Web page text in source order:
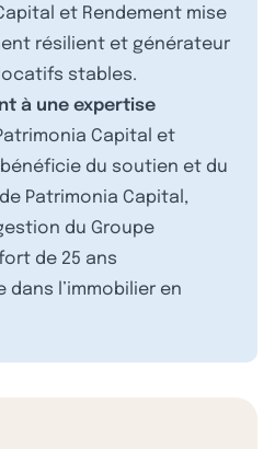
et Rendement mise
résilient et générateur
stables.
à une expertise
Capital et
du soutien et du
Patrimonia Capital,
du Groupe
de 25 ans
dans l’immobilier en